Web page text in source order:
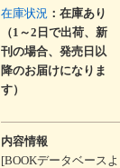
在庫状況 ：在庫あり
（1～2日で出荷、新
刊の場合、発売日以
降のお届けになりま
す）
内容情報
[BOOKデータベース